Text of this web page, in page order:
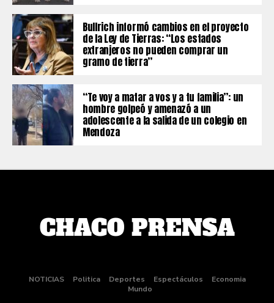
Bullrich informó cambios en el proyecto
de la Ley de Tierras: “Los estados
extranjeros no pueden comprar un
gramo de tierra”
“Te voy a matar a vos y a tu familia”: un
hombre golpeó y amenazó a un
adolescente a la salida de un colegio en
Mendoza
NOTICIAS Politica Deportes Espectáculos
Economia
Mundo